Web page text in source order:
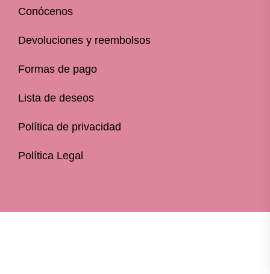
Conócenos
Devoluciones y reembolsos
Formas de pago
Lista de deseos
Política de privacidad
Política Legal